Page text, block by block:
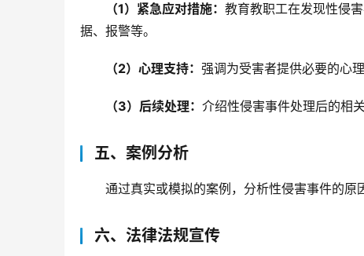
（1）紧急应对措施： 教育教职工在发现性侵
据、报警等。
（2）心理支持： 强调为受害者提供必要的心
（3）后续处理： 介绍性侵害事件处理后的相
五、案例分析
通过真实或模拟的案例，分析性侵害事件的原
六、法律法规宣传